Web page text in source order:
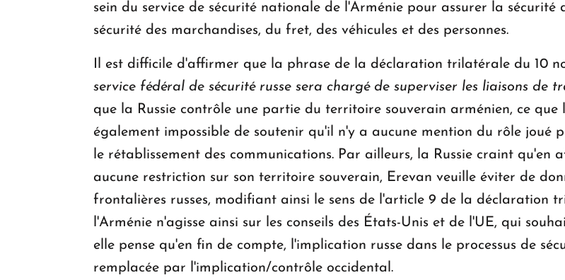
sein du service de sécurité nationale de l'Arménie pour assurer la sécurité
sécurité des marchandises, du fret, des véhicules et des personnes.
Il est difficile d'affirmer que la phrase de la déclaration trilatérale du 10
service fédéral de sécurité russe sera chargé de superviser les liaisons de
que la Russie contrôle une partie du territoire souverain arménien, ce
également impossible de soutenir qu'il n'y a aucune mention du rôle joué
le rétablissement des communications. Par ailleurs, la Russie craint
aucune restriction sur son territoire souverain, Erevan veuille éviter de
frontalières russes, modifiant ainsi le sens de l'article 9 de la déclaration
l'Arménie n'agisse ainsi sur les conseils des États-Unis et de l'UE, qui
elle pense qu'en fin de compte, l'implication russe dans le processus de
remplacée par l'implication/contrôle occidental.